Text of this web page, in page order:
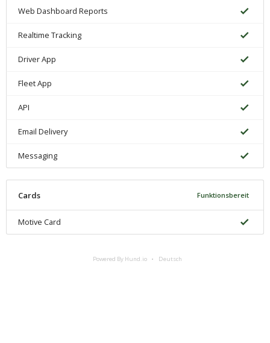
Web Dashboard Reports
Realtime Tracking
Driver App
Fleet App
API
Email Delivery
Messaging
Cards Funktionsbereit
Motive Card
Powered By Hund.io Deutsch